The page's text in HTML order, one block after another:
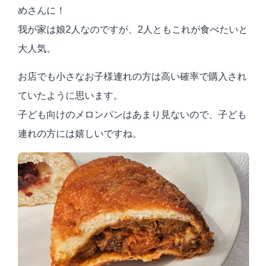
めさんに！
我が家は娘2人なのですが、2人ともこれが食べたいと
大人気。
お店でも小さなお子様連れの方は高い確率で購入され
ていたように思います。
子ども向けのメロンパンはあまり見ないので、子ども
連れの方には嬉しいですね。